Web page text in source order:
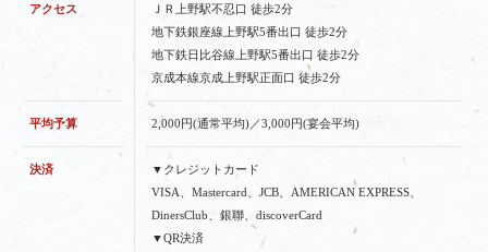
アクセス
ＪＲ上野駅不忍口 徒歩2分
地下鉄銀座線上野駅5番出口 徒歩2分
地下鉄日比谷線上野駅5番出口 徒歩2分
京成本線京成上野駅正面口 徒歩2分
平均予算 2,000円(通常平均)／3,000円(宴会平均)
決済
▼クレジットカード
VISA、Mastercard、JCB、AMERICAN EXPRESS、
DinersClub、銀聯、discoverCard
▼QR決済